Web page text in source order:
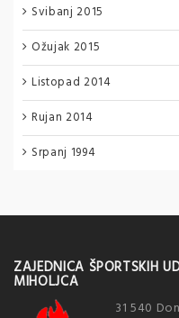
Svibanj 2015
Ožujak 2015
Listopad 2014
Rujan 2014
Srpanj 1994
ZAJEDNICA ŠPORTSKIH
MIHOLJCA
31 540